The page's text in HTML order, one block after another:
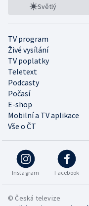
Světlý
TV program
Živé vysílání
TV poplatky
Teletext
Podcasty
Počasí
E-shop
Mobilní a TV aplikace
Vše o ČT
Instagram Facebook
© Česká televize